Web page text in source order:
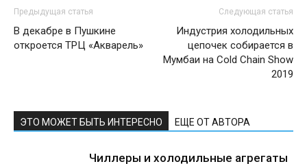
Предыдущая статья
В декабре в Пушкине
откроется ТРЦ «Акварель»
Следующая статья
Индустрия холодильных
цепочек собирается в
Мумбаи на Cold Chain Show
2019
ЭТО МОЖЕТ БЫТЬ ИНТЕРЕСНО ЕЩЕ ОТ АВТОРА
Чиллеры и холодильные агрегаты